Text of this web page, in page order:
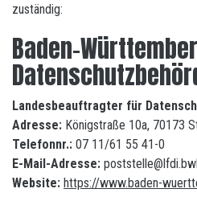
zuständig:
Baden-
Landesbeauftragter für
Adresse: Königstraße 10a, 70173
Telefonnr.: 07 11/61 55 41-0
E-Mail-Adresse:
Website: https://www.baden-